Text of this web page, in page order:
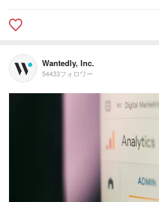
Wantedly, Inc.
54433フォロワー